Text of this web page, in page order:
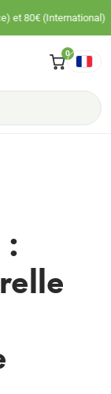
(International) •
0